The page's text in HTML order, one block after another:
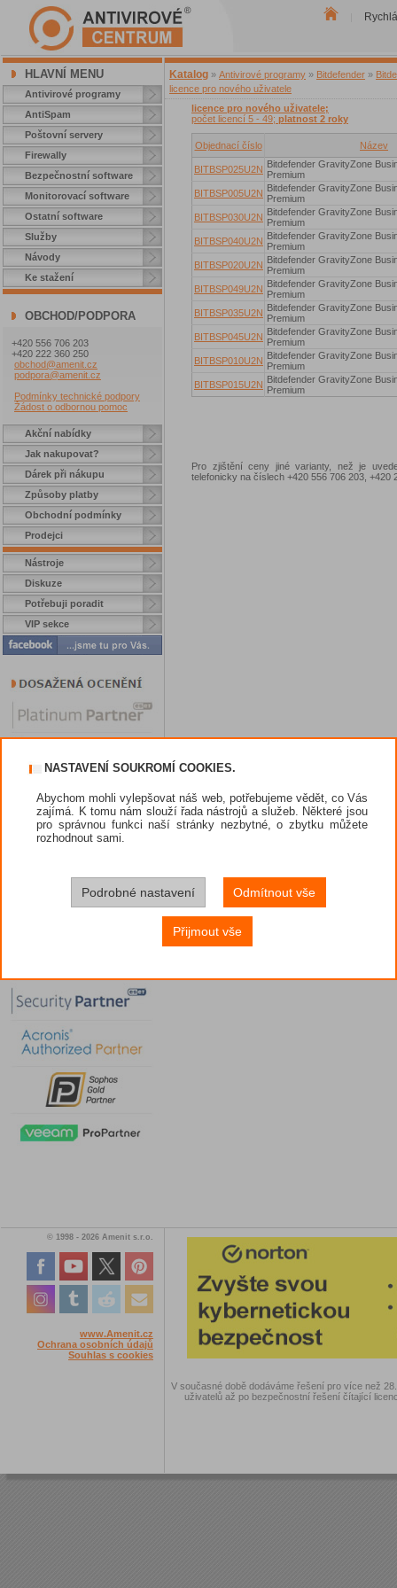
HLAVNÍ MENU
Antivirové programy
AntiSpam
Poštovní servery
Firewally
Bezpečnostní software
Monitorovací software
Ostatní software
Služby
Návody
Ke stažení
OBCHOD/PODPORA
+420 556 706 203
+420 222 360 250
obchod@amenit.cz
podpora@amenit.cz
Podmínky technické podpory
Žádost o odbornou pomoc
Akční nabídky
Jak nakupovat?
Dárek při nákupu
Způsoby platby
Obchodní podmínky
Prodejci
Nástroje
Diskuze
Potřebuji poradit
VIP sekce
Katalog » Antivirové programy » Bitdefender »
licence pro nového uživatele
licence pro nového uživatele;
počet licencí 5 - 49; platnost 2 roky
Objednací číslo Název
BITBSP025U2N Bitdefender GravityZone
Premium
BITBSP005U2N Bitdefender GravityZone
Premium
BITBSP030U2N Bitdefender GravityZone
Premium
BITBSP040U2N Bitdefender GravityZone
Premium
BITBSP020U2N Bitdefender GravityZone
Premium
BITBSP049U2N Bitdefender GravityZone
Premium
BITBSP035U2N Bitdefender GravityZone
Premium
BITBSP045U2N Bitdefender GravityZone
Premium
BITBSP010U2N Bitdefender GravityZone
Premium
BITBSP015U2N Bitdefender GravityZone
Premium
Pro zjištění ceny jiné varianty, než je
telefonicky na číslech +420 556 706 203, +420
© 1998 - 2026 Amenit s.r.o.
www.Amenit.cz
Ochrana osobních údajů
Souhlas s cookies
V současné době dodáváme řešení pro více než
uživatelů až po bezpečnostní řešení čítající
NASTAVENÍ SOUKROMÍ COOKIES.
Abychom mohli vylepšovat náš web, potřebujeme vědět, co Vás
zajímá. K tomu nám slouží řada nástrojů a služeb. Některé jsou
pro správnou funkci naší stránky nezbytné, o zbytku můžete
rozhodnout sami.
Podrobné nastavení Odmítnout vše
Přijmout vše